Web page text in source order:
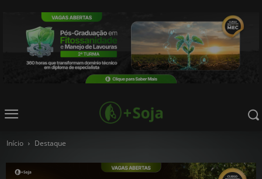
Início Destaque